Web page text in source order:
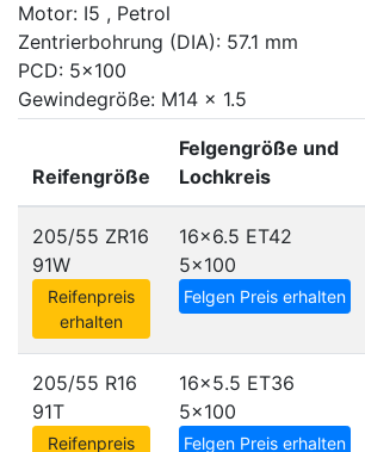
Motor: I5 , Petrol
Zentrierbohrung (DIA): 57.1 mm
PCD: 5x100
Gewindegröße: M14 x 1.5
Reifengröße
Felgengröße und
Lochkreis
205/55 ZR16
91W
Reifenpreis
erhalten
16x6.5 ET42
5x100
Felgen Preis erhalten
205/55 R16
91T
Reifenpreis
16x5.5 ET36
5x100
Felgen Preis erhalten